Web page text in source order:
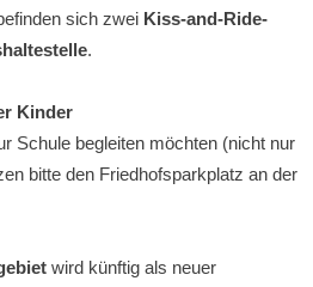
sich zwei Kiss-and-Ride-
.
Kinder
Schule begleiten möchten (nicht nur
bitte den Friedhofsparkplatz an der
wird künftig als neuer